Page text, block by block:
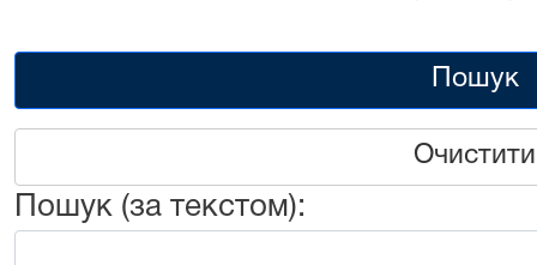
Пошук
Очистити
Пошук (за текстом):